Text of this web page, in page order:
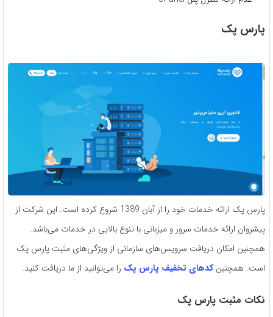
پارس پک
پارس پک ارائه خدمات خود را از آبان 1389 شروع کرده است. این شرکت از
پیشروان ارائه خدمات سرور و میزبانی با تنوع بالایی در خدمات می‌باشد.
همچنین امکان دریافت سرویس‌های سازمانی از ویژگی‌های مثبت پارس پک
است. همچنینکدهای تخفیف پارس پک را می‌توانید از ما دریافت کنید.
نکات مثبت پارس پک